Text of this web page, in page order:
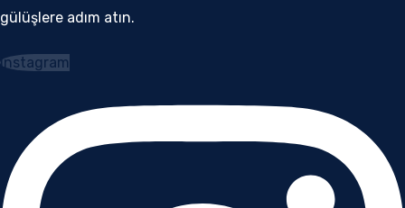
gülüşlere adım atın.
Instagram